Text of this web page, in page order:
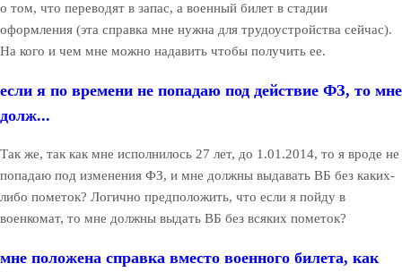
о том, что переводят в запас, а военный билет в стадии
оформления (эта справка мне нужна для трудоустройства сейчас).
На кого и чем мне можно надавить чтобы получить ее.
если я по времени не попадаю под действие ФЗ, то мне
долж...
Так же, так как мне исполнилось 27 лет, до 1.01.2014, то я вроде не
попадаю под изменения ФЗ, и мне должны выдавать ВБ без каких-
либо пометок? Логично предположить, что если я пойду в
военкомат, то мне должны выдать ВБ без всяких пометок?
мне положена справка вместо военного билета, как